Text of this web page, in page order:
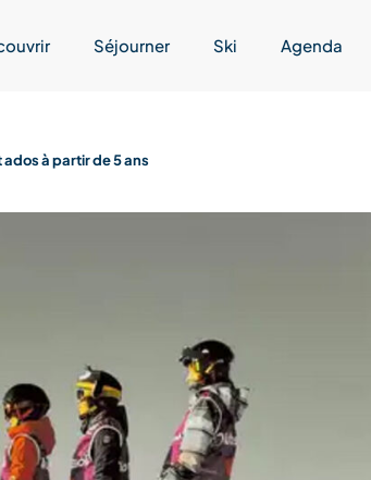
Séjourner Ski Agenda
à partir de 5 ans